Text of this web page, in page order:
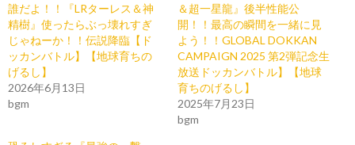
誰だよ！！『LRターレス＆神
精樹』使ったらぶっ壊れすぎ
じゃねーか！！伝説降臨【ド
ッカンバトル】【地球育ちの
げるし】
2026年6月13日
bgm
＆超一星龍』後半性能公
開！！最高の瞬間を一緒に見
よう！！GLOBAL DOKKAN
CAMPAIGN 2025 第2弾記念生
放送ドッカンバトル】【地球
育ちのげるし】
2025年7月23日
bgm